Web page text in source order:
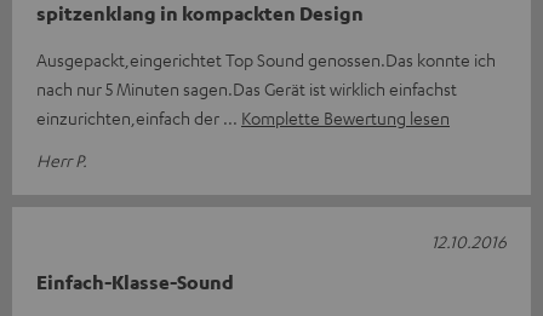
spitzenklang in kompackten Design
Ausgepackt,eingerichtet Top Sound genossen.Das konnte ich
nach nur 5 Minuten sagen.Das Gerät ist wirklich einfachst
einzurichten,einfach der
Komplette Bewertung lesen
Herr P.
Einfach-Klasse-Sound
12.10.2016